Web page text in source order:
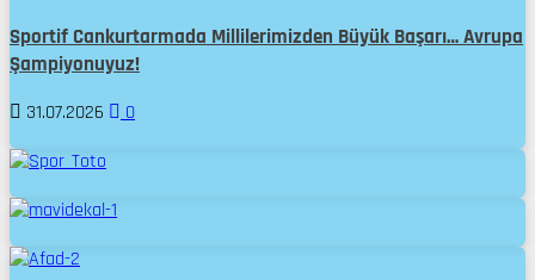
Sportif Cankurtarmada Millilerimizden Büyük Başarı… Avrupa
Şampiyonuyuz!
31.07.2026 0